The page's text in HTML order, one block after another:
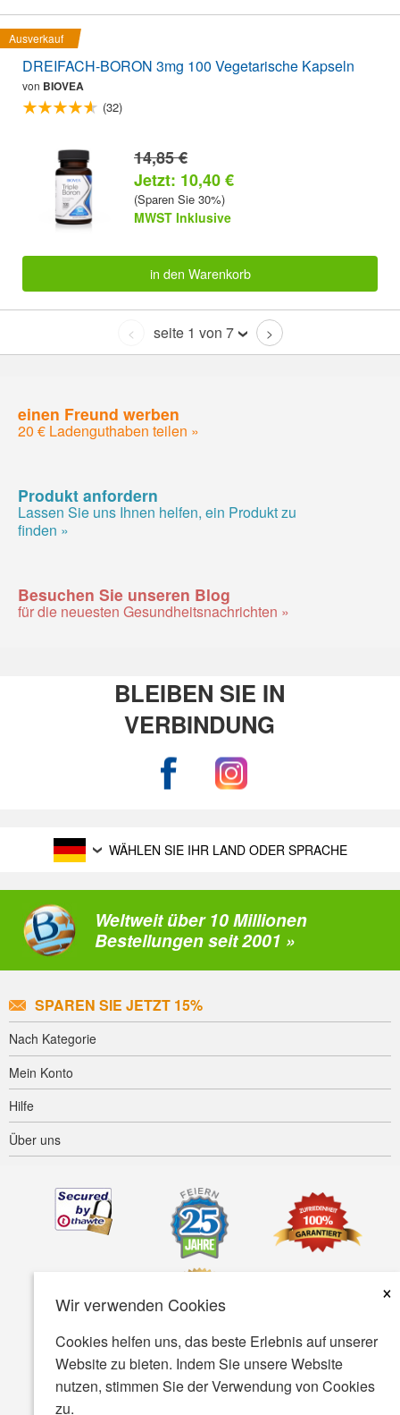
Wir verwenden Cookies
×
Cookies helfen uns, das beste Erlebnis auf unserer
Website zu bieten. Indem Sie unsere Website
nutzen, stimmen Sie der Verwendung von Cookies
zu.
Ausverkauf
DREIFACH-BORON 3mg 100 Vegetarische Kapseln
von BIOVEA
(32)
14,85 €
Jetzt: 10,40 €
(Sparen Sie 30%)
MWST Inklusive
in den Warenkorb
< seite 1 von 7 >
einen Freund werben
20 € Ladenguthaben teilen »
Produkt anfordern
Lassen Sie uns Ihnen helfen, ein Produkt zu
finden »
Besuchen Sie unseren Blog
für die neuesten Gesundheitsnachrichten »
BLEIBEN SIE IN
VERBINDUNG
WÄHLEN SIE IHR LAND ODER SPRACHE
Weltweit über 10 Millionen
Bestellungen seit 2001 »
SPAREN SIE JETZT 15%
Nach Kategorie
Mein Konto
Hilfe
Über uns